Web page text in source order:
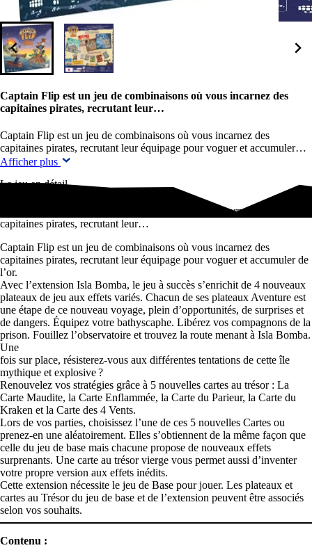
Captain Flip est un jeu de combinaisons où vous incarnez des
capitaines pirates, recrutant leur…
Captain Flip est un jeu de combinaisons où vous incarnez des
capitaines pirates, recrutant leur équipage pour voguer et accumuler…
Afficher plus
Le jeu en détail
Captain Flip est un jeu de combinaisons où vous incarnez des
capitaines pirates, recrutant leur…
Captain Flip est un jeu de combinaisons où vous incarnez des
capitaines pirates, recrutant leur équipage pour voguer et accumuler de
l’or.
Avec l’extension Isla Bomba, le jeu à succès s’enrichit de 4 nouveaux
plateaux de jeu aux effets variés. Chacun de ses plateaux Aventure est
une étape de ce nouveau voyage, plein d’opportunités, de surprises et
de dangers. Équipez votre bathyscaphe. Libérez vos compagnons de la
prison. Fouillez l’observatoire et trouvez la route menant à Isla Bomba.
Une
fois sur place, résisterez-vous aux différentes tentations de cette île
mythique et explosive ?
Renouvelez vos stratégies grâce à 5 nouvelles cartes au trésor : La
Carte Maudite, la Carte Enflammée, la Carte du Parieur, la Carte du
Kraken et la Carte des 4 Vents.
Lors de vos parties, choisissez l’une de ces 5 nouvelles Cartes ou
prenez-en une aléatoirement. Elles s’obtiennent de la même façon que
celle du jeu de base mais chacune propose de nouveaux effets
surprenants. Une carte au trésor vierge vous permet aussi d’inventer
votre propre version aux effets inédits.
Cette extension nécessite le jeu de Base pour jouer. Les plateaux et
cartes au Trésor du jeu de base et de l’extension peuvent être associés
selon vos souhaits.
Contenu :